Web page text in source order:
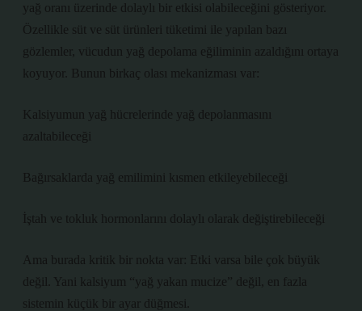
yağ oranı üzerinde dolaylı bir etkisi olabileceğini gösteriyor.
Özellikle süt ve süt ürünleri tüketimi ile yapılan bazı
gözlemler, vücudun yağ depolama eğiliminin azaldığını ortaya
koyuyor. Bunun birkaç olası mekanizması var:
Kalsiyumun yağ hücrelerinde yağ depolanmasını
azaltabileceği
Bağırsaklarda yağ emilimini kısmen etkileyebileceği
İştah ve tokluk hormonlarını dolaylı olarak değiştirebileceği
Ama burada kritik bir nokta var: Etki varsa bile çok büyük
değil. Yani kalsiyum “yağ yakan mucize” değil, en fazla
sistemin küçük bir ayar düğmesi.